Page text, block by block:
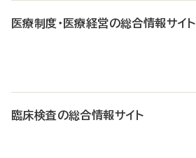
医療制度・医療経営の総合情報サイト
臨床検査の総合情報サイト